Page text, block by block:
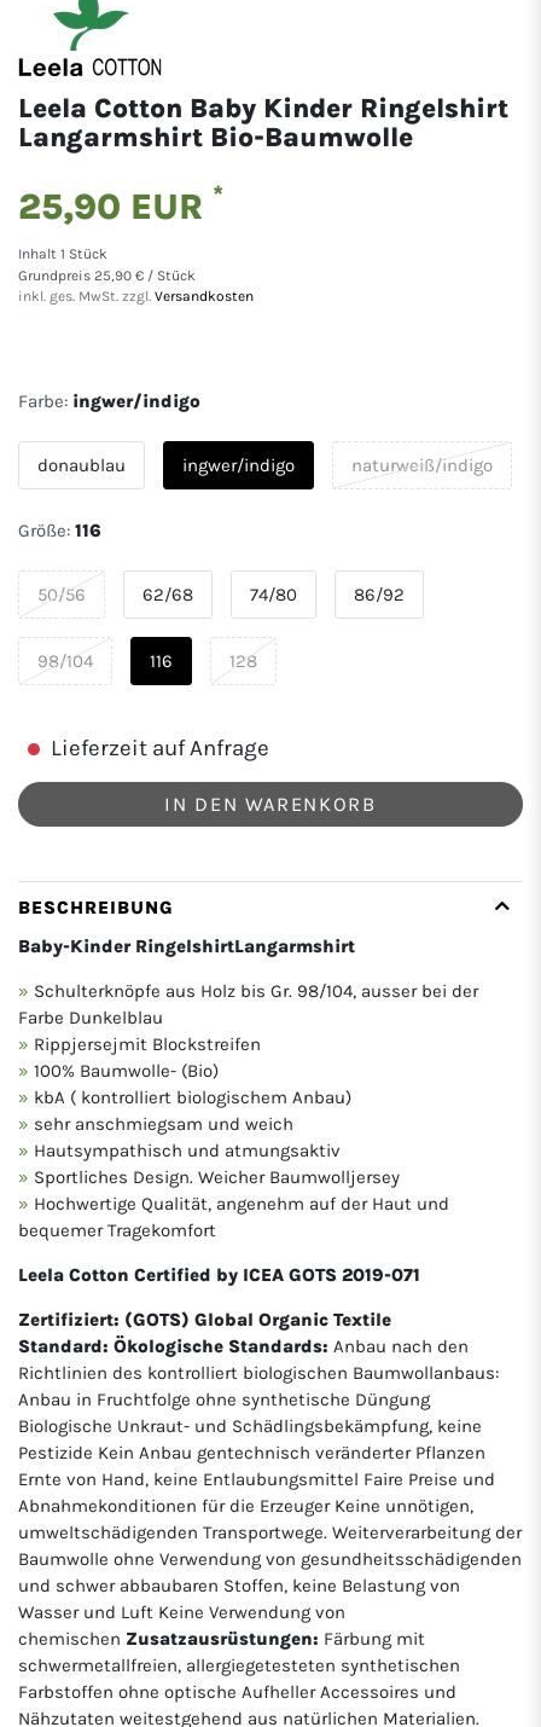
Leela Cotton Baby Kinder Ringelshirt
Langarmshirt Bio-Baumwolle
25,90 EUR *
Inhalt 1 Stück
Grundpreis 25,90 € / Stück
inkl. ges. MwSt. zzgl. Versandkosten
Farbe: ingwer/indigo
donaublau ingwer/indigo naturweiß/indigo
Größe: 116
50/56 62/68 74/80 86/92
98/104 116 128
Lieferzeit auf Anfrage
IN DEN WARENKORB
BESCHREIBUNG
Baby-Kinder RingelshirtLangarmshirt
Schulterknöpfe aus Holz bis Gr. 98/104, ausser bei der
Farbe Dunkelblau
Rippjersejmit Blockstreifen
100% Baumwolle- (Bio)
kbA ( kontrolliert biologischem Anbau)
sehr anschmiegsam und weich
Hautsympathisch und atmungsaktiv
Sportliches Design. Weicher Baumwolljersey
Hochwertige Qualität, angenehm auf der Haut und
bequemer Tragekomfort
Leela Cotton Certified by ICEA GOTS 2019-071
Zertifiziert: (GOTS) Global Organic Textile
Standard: Ökologische Standards: Anbau nach den
Richtlinien des kontrolliert biologischen Baumwollanbaus:
Anbau in Fruchtfolge ohne synthetische Düngung
Biologische Unkraut- und Schädlingsbekämpfung, keine
Pestizide Kein Anbau gentechnisch veränderter Pflanzen
Ernte von Hand, keine Entlaubungsmittel Faire Preise und
Abnahmekonditionen für die Erzeuger Keine unnötigen,
umweltschädigenden Transportwege. Weiterverarbeitung der
Baumwolle ohne Verwendung von gesundheitsschädigenden
und schwer abbaubaren Stoffen, keine Belastung von
Wasser und Luft Keine Verwendung von
chemischen Zusatzausrüstungen: Färbung mit
schwermetallfreien, allergiegetesteten synthetischen
Farbstoffen ohne optische Aufheller Accessoires und
Nähzutaten weitestgehend aus natürlichen Materialien.